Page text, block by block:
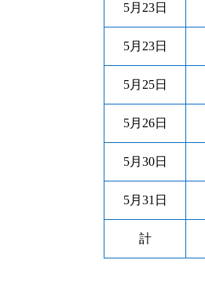
5月23日
5月23日
5月25日
5月26日
5月30日
5月31日
計